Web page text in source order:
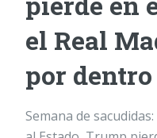
el Real
por dentro
Semana de